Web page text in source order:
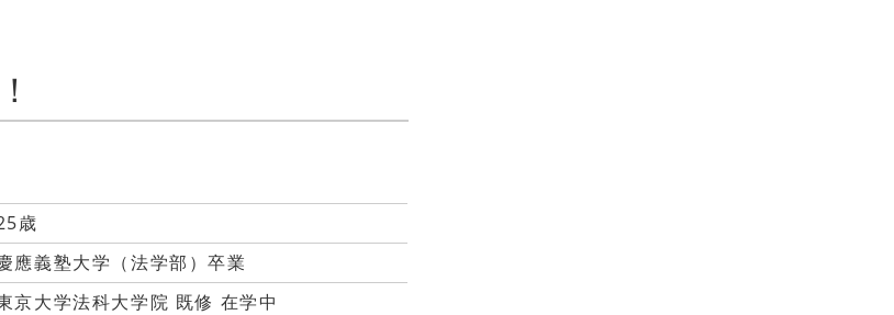
歳
應義塾大学（法学部）卒業
京大学法科大学院 既修 在学中